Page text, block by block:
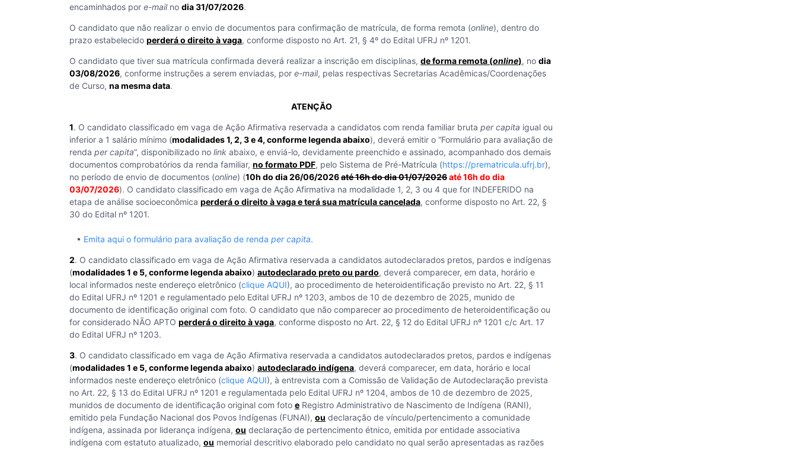
encaminhados por e-mailno dia 31/07/2026.
O candidato que não realizar o envio de documentos para confirmação de matrícula, de forma remota (online), dentro do
prazo estabelecido perderá o direito à vaga, conforme disposto no Art. 21, § 4º do Edital UFRJ nº 1201.
O candidato que tiver sua matrícula confirmada deverá realizar a inscrição em disciplinas, de forma remota (online), no dia
03/08/2026, conforme instruções a serem enviadas, por e-mail, pelas respectivas Secretarias Acadêmicas/Coordenações
de Curso, na mesma data.
ATENÇÃO
1. O candidato classificado em vaga de Ação Afirmativa reservada a candidatos com renda familiar bruta per capita igual ou
inferior a 1 salário mínimo (modalidades 1, 2, 3 e 4, conforme legenda abaixo), deverá emitir o “Formulário para avaliação de
renda per capita”, disponibilizado no link abaixo, e enviá-lo, devidamente preenchido e assinado, acompanhado dos demais
documentos comprobatórios da renda familiar, no formato PDF, pelo Sistema de Pré-Matrícula (https://prematricula.ufrj.br),
no período de envio de documentos (online) (10h do dia 26/06/2026até 16h do dia 01/07/2026até 16h do dia
03/07/2026). O candidato classificado em vaga de Ação Afirmativa na modalidade 1, 2, 3 ou 4 que for INDEFERIDO na
etapa de análise socioeconômica perderá o direito à vaga e terá sua matrícula cancelada, conforme disposto no Art. 22, §
30 do Edital nº 1201.
• Emita aqui o formulário para avaliação de renda per capita.
2. O candidato classificado em vaga de Ação Afirmativa reservada a candidatos autodeclarados pretos, pardos e indígenas
(modalidades 1 e 5, conforme legenda abaixo) autodeclarado preto ou pardo, deverá comparecer, em data, horário e
local informados neste endereço eletrônico (clique AQUI), ao procedimento de heteroidentificação previsto no Art. 22, § 11
do Edital UFRJ nº 1201 e regulamentado pelo Edital UFRJ nº 1203, ambos de 10 de dezembro de 2025, munido de
documento de identificação original com foto. O candidato que não comparecer ao procedimento de heteroidentificação ou
for considerado NÃO APTO perderá o direito à vaga, conforme disposto no Art. 22, § 12 do Edital UFRJ nº 1201 c/c Art. 17
do Edital UFRJ nº 1203.
3. O candidato classificado em vaga de Ação Afirmativa reservada a candidatos autodeclarados pretos, pardos e indígenas
(modalidades 1 e 5, conforme legenda abaixo) autodeclarado indígena, deverá comparecer, em data, horário e local
informados neste endereço eletrônico (clique AQUI), à entrevista com a Comissão de Validação de Autodeclaração prevista
no Art. 22, § 13 do Edital UFRJ nº 1201 e regulamentada pelo Edital UFRJ nº 1204, ambos de 10 de dezembro de 2025,
munidos de documento de identificação original com foto e Registro Administrativo de Nascimento de Indígena (RANI),
emitido pela Fundação Nacional dos Povos Indígenas (FUNAI), ou declaração de vínculo/pertencimento a comunidade
indígena, assinada por liderança indígena, ou declaração de pertencimento étnico, emitida por entidade associativa
indígena com estatuto atualizado, ou memorial descritivo elaborado pelo candidato no qual serão apresentadas as razões